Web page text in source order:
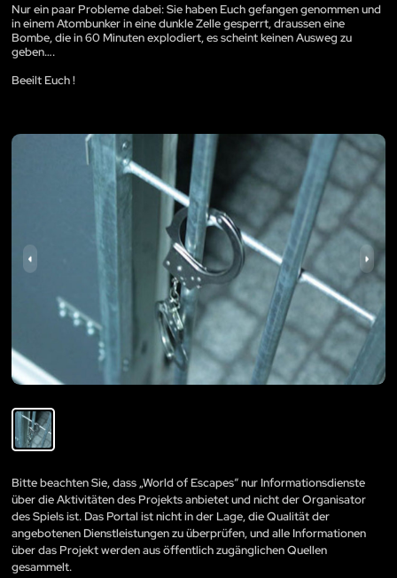
Nur ein paar Probleme dabei: Sie haben Euch gefangen genommen und
in einem Atombunker in eine dunkle Zelle gesperrt, draussen eine
Bombe, die in 60 Minuten explodiert, es scheint keinen Ausweg zu
geben….
Beeilt Euch !
Bitte beachten Sie, dass „World of Escapes“ nur Informationsdienste
über die Aktivitäten des Projekts anbietet und nicht der Organisator
des Spiels ist. Das Portal ist nicht in der Lage, die Qualität der
angebotenen Dienstleistungen zu überprüfen, und alle Informationen
über das Projekt werden aus öffentlich zugänglichen Quellen
gesammelt.